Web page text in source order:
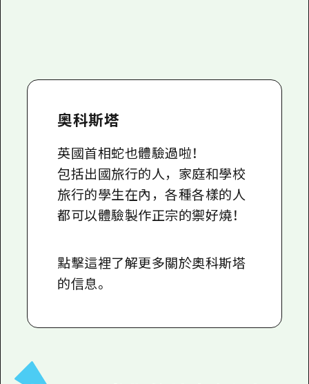
奧科斯塔
英國首相蛇也體驗過啦！
包括出國旅行的人，家庭和學校
旅行的學生在內，各種各樣的人
都可以體驗製作正宗的禦好燒！
點擊這裡了解更多關於奧科斯塔
的信息。